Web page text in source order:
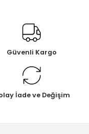
Güvenli Kargo
İade ve Değişim